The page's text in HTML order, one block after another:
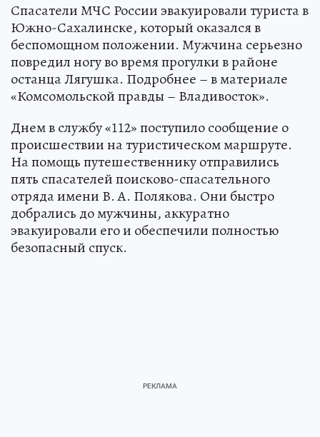
Спасатели МЧС России эвакуировали туриста в
Южно-Сахалинске, который оказался в
беспомощном положении. Мужчина серьезно
повредил ногу во время прогулки в районе
останца Лягушка. Подробнее – в материале
«Комсомольской правды – Владивосток».
Днем в службу «112» поступило сообщение о
происшествии на туристическом маршруте.
На помощь путешественнику отправились
пять спасателей поисково-спасательного
отряда имени В. А. Полякова. Они быстро
добрались до мужчины, аккуратно
эвакуировали его и обеспечили полностью
безопасный спуск.